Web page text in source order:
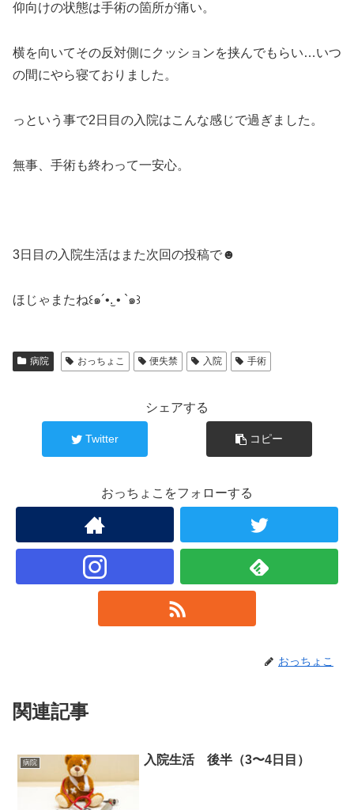
仰向けの状態は手術の箇所が痛い。
横を向いてその反対側にクッションを挟んでもらい…いつ
の間にやら寝ておりました。
っという事で2 日目の入院はこんな感じで過ぎました。
無事、手術も終わって一安心。
3日目の入院生活はまた次回の投稿で☻
ほじゃまたね꒰๑´•.̫ • `๑꒱
病院 おっちょこ 便失禁 入院 手術
シェアする
Twitter コピー
おっちょこをフォローする
おっちょこ
関連記事
病院 入院生活 後半（3〜4日目）